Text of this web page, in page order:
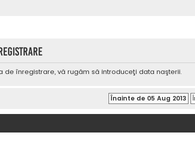
de înregistrare, vă rugăm să introduceţi data naşterii.